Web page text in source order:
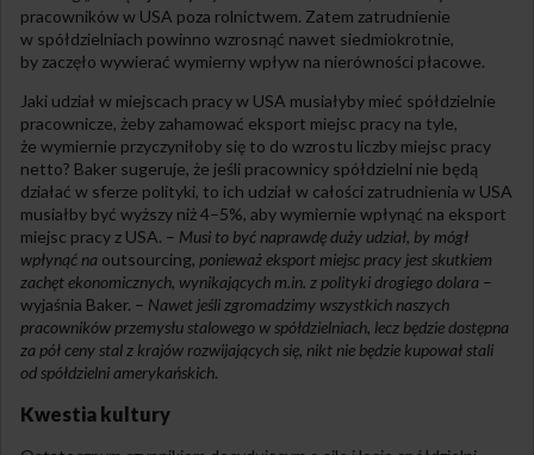
pracowników w USA poza rolnictwem. Zatem zatrudnienie
w spółdzielniach powinno wzrosnąć nawet siedmiokrotnie,
by zaczęło wywierać wymierny wpływ na nierówności płacowe.
Jaki udział w miejscach pracy w USA musiałyby mieć spółdzielnie
pracownicze, żeby zahamować eksport miejsc pracy na tyle,
że wymiernie przyczyniłoby się to do wzrostu liczby miejsc pracy
netto? Baker sugeruje, że jeśli pracownicy spółdzielni nie będą
działać w sferze polityki, to ich udział w całości zatrudnienia w USA
musiałby być wyższy niż 4–5%, aby wymiernie wpłynąć na eksport
miejsc pracy z USA. – Musi to być naprawdę duży udział, by mógł
wpłynąć na outsourcing, ponieważ eksport miejsc pracy jest skutkiem
zachęt ekonomicznych, wynikających m.in. z polityki drogiego dolara –
wyjaśnia Baker. – Nawet jeśli zgromadzimy wszystkich naszych
pracowników przemysłu stalowego w spółdzielniach, lecz będzie dostępna
za pół ceny stal z krajów rozwijających się, nikt nie będzie kupował stali
od spółdzielni amerykańskich.
Kwestia kultury